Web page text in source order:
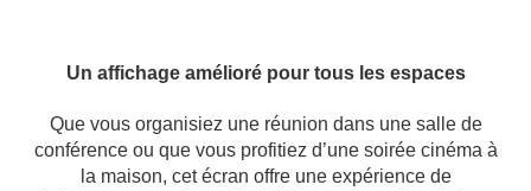
Un affichage amélioré pour tous les espaces
Que vous organisiez une réunion dans une salle de
conférence ou que vous profitiez d’une soirée cinéma à
la maison, cet écran offre une expérience de